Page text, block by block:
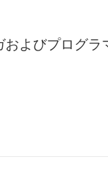
よびプログラ